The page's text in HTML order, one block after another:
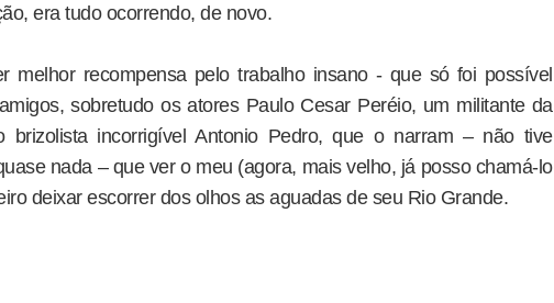
era tudo ocorrendo, de novo.
melhor recompensa pelo trabalho insano - que só foi possível
sobretudo os atores Paulo Cesar Peréio, um militante da
brizolista incorrigível Antonio Pedro, que o narram – não tive
nada – que ver o meu (agora, mais velho, já posso chamá-lo
deixar escorrer dos olhos as aguadas de seu Rio Grande.